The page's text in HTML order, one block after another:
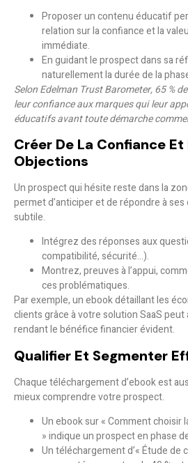
Proposer un contenu éducatif
relation sur la confiance et la
immédiate.
En guidant le prospect dans sa
naturellement la durée de la
Selon Edelman Trust Barometer, 65 %
leur confiance aux marques qui leur
éducatifs avant toute démarche
Créer De La Confiance Et
Objections
Un prospect qui hésite reste dans la
permet d’anticiper et de répondre à
subtile.
Intégrez des réponses aux
compatibilité, sécurité…).
Montrez, preuves à l’appui,
ces problématiques.
Par exemple, un ebook détaillant les
clients grâce à votre solution SaaS
rendant le bénéfice financier évident.
Qualifier Et Segmenter
Chaque téléchargement d’ebook est
mieux comprendre votre prospect.
Un ebook sur « Comment choisir
» indique un prospect en phase
Un téléchargement d’« Étude de